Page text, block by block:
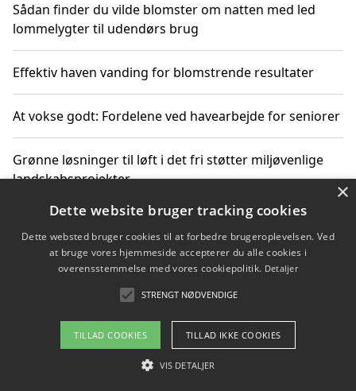
Sådan finder du vilde blomster om natten med led
lommelygter til udendørs brug
Effektiv haven vanding for blomstrende resultater
At vokse godt: Fordelene ved havearbejde for seniorer
Grønne løsninger til løft i det fri støtter miljøvenlige
landskabsprojekter
Gør haven til et frirum for familien og naturen
Copyright 2026 - Pilanto Aps
Om / kontakt
Blog Betingelser
×
Dette website bruger tracking cookies
Dette websted bruger cookies til at forbedre brugeroplevelsen. Ved
at bruge vores hjemmeside accepterer du alle cookies i
overensstemmelse med vores cookiepolitik. Detaljer
STRENGT NØDVENDIGE
TILLAD COOKIES TILLAD IKKE COOKIES
VIS DETALJER